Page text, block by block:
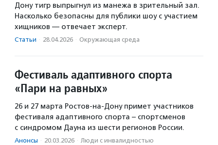
Дону тигр выпрыгнул из манежа в зрительный зал.
Насколько безопасны для публики шоу с участием
хищников — отвечает эксперт.
Статьи · 28.04.2026 · Окружающая среда
Фестиваль адаптивного спорта
«Пари на равных»
26 и 27 марта Ростов-на-Дону примет участников
фестиваля адаптивного спорта – спортсменов
с синдромом Дауна из шести регионов России.
Анонсы · 20.03.2026 · Люди с инвалидностью